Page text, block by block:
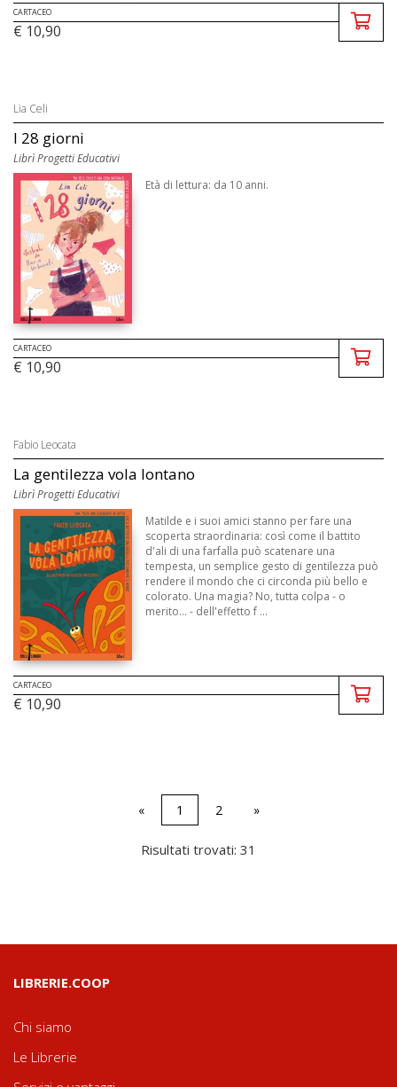
CARTACEO
€ 10,90
Lia Celi
I 28 giorni
Librì Progetti Educativi
Età di lettura: da 10 anni.
CARTACEO
€ 10,90
Fabio Leocata
La gentilezza vola lontano
Librì Progetti Educativi
Matilde e i suoi amici stanno per fare una
scoperta straordinaria: così come il battito
d'ali di una farfalla può scatenare una
tempesta, un semplice gesto di gentilezza può
rendere il mondo che ci circonda più bello e
colorato. Una magia? No, tutta colpa - o
merito... - dell'effetto f ...
CARTACEO
€ 10,90
« 1 2 »
Risultati trovati: 31
LIBRERIE.COOP
Chi siamo
Le Librerie